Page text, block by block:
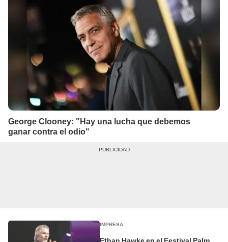
George Clooney: "Hay una lucha que debemos
ganar contra el odio"
IMPRESA
Ethan Hawke en el Festival Palm